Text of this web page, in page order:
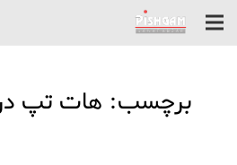
برچسب: هات تپ در